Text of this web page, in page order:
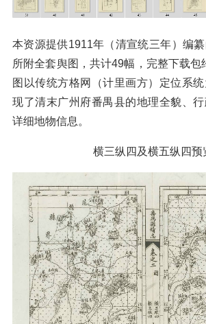
本资源提供1911年（清宣统三年）编纂
所附全套舆图，共计49幅，完整下载包
图以传统方格网（计里画方）定位系
现了清末广州府番禺县的地理全貌、
详细地物信息。
横三纵四及横五纵四预